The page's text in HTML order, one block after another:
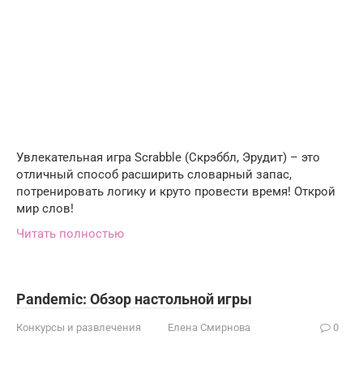
Увлекательная игра Scrabble (Скрэббл, Эрудит) – это
отличный способ расширить словарный запас,
потренировать логику и круто провести время! Открой
мир слов!
Читать полностью
Pandemic: Обзор настольной игры
Конкурсы и развлечения Елена Смирнова 0